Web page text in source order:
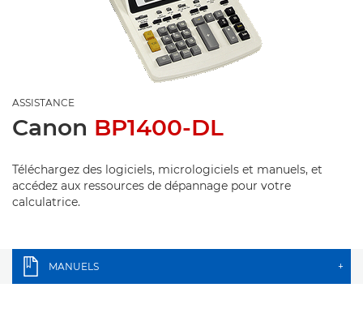
ASSISTANCE
Canon BP1400-DL
Téléchargez des logiciels, micrologiciels et manuels, et
accédez aux ressources de dépannage pour votre
calculatrice.
MANUELS +